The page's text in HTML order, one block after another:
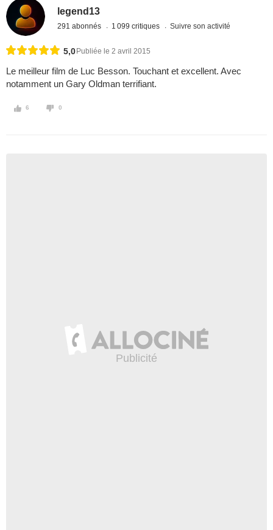
legend13
291 abonnés 1 099 critiques Suivre son activité
5,0 Publiée le 2 avril 2015
Le meilleur film de Luc Besson. Touchant et excellent. Avec
notamment un Gary Oldman terrifiant.
6 0